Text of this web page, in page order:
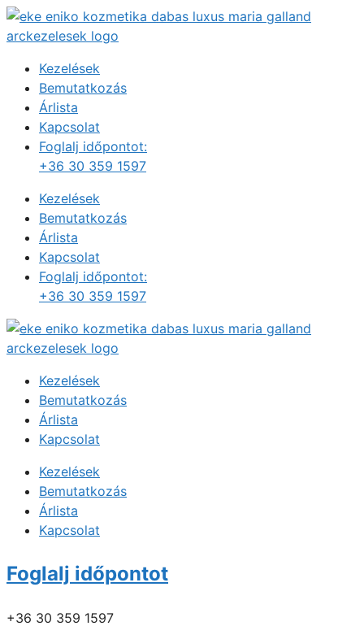
Kilépés
a
Kezelések
Bemutatkozás
Árlista
Kapcsolat
Foglalj időpontot:
+36 30 359 1597
Kezelések
Bemutatkozás
Árlista
Kapcsolat
Foglalj időpontot:
+36 30 359 1597
Kezelések
Bemutatkozás
Árlista
Kapcsolat
Kezelések
Bemutatkozás
Árlista
Kapcsolat
Foglalj időpontot
+36 30 359 1597